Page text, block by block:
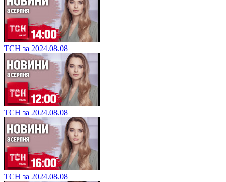
ТСН за 2024.08.08
ТСН за 2024.08.08
ТСН за 2024.08.08